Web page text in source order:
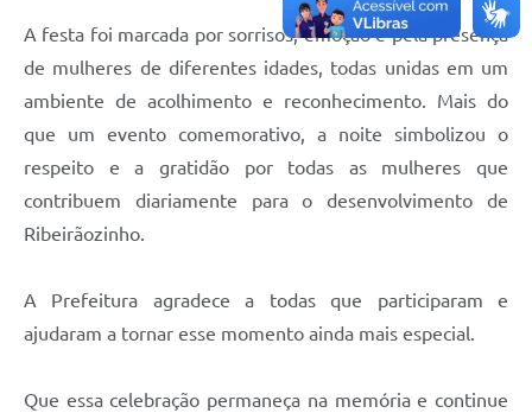
A festa foi marcada por sorrisos, emoção e pela presença
de mulheres de diferentes idades, todas unidas em um
ambiente de acolhimento e reconhecimento. Mais do
que um evento comemorativo, a noite simbolizou o
respeito e a gratidão por todas as mulheres que
contribuem diariamente para o desenvolvimento de
Ribeirãozinho.
A Prefeitura agradece a todas que participaram e
ajudaram a tornar esse momento ainda mais especial.
Que essa celebração permaneça na memória e continue